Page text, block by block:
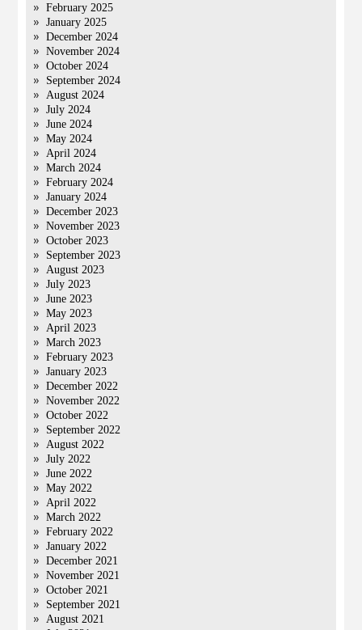
February 2025
January 2025
December 2024
November 2024
October 2024
September 2024
August 2024
July 2024
June 2024
May 2024
April 2024
March 2024
February 2024
January 2024
December 2023
November 2023
October 2023
September 2023
August 2023
July 2023
June 2023
May 2023
April 2023
March 2023
February 2023
January 2023
December 2022
November 2022
October 2022
September 2022
August 2022
July 2022
June 2022
May 2022
April 2022
March 2022
February 2022
January 2022
December 2021
November 2021
October 2021
September 2021
August 2021